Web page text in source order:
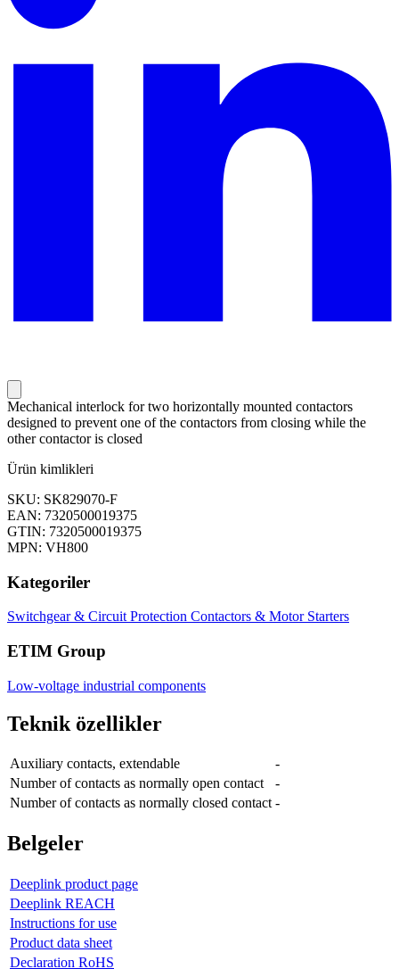
Mechanical interlock for two horizontally mounted contactors
designed to prevent one of the contactors from closing while the
other contactor is closed
Ürün kimlikleri
SKU: SK829070-F
EAN: 7320500019375
GTIN: 7320500019375
MPN: VH800
Kategoriler
Switchgear & Circuit Protection Contactors & Motor Starters
ETIM Group
Low-voltage industrial components
Teknik özellikler
Auxiliary contacts, extendable
-
Number of contacts as normally open contact
-
Number of contacts as normally closed contact -
Belgeler
Deeplink product page
Deeplink REACH
Instructions for use
Product data sheet
Declaration RoHS